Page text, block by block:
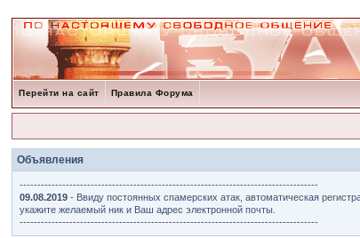
Перейти на сайт Правила Форума
Объявления
------------------------------------------------------------------------------------
09.08.2019 - Ввиду постоянных спамерских атак, автоматическая
укажите желаемый ник и Ваш адрес электронной почты.
------------------------------------------------------------------------------------